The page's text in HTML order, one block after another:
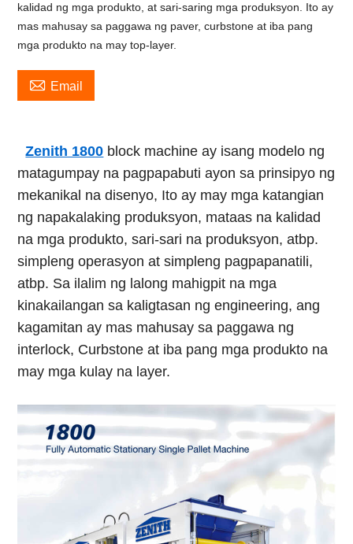
kalidad ng mga produkto, at sari-saring mga produksyon. Ito ay
mas mahusay sa paggawa ng paver, curbstone at iba pang
mga produkto na may top-layer.
 Email
Zenith 1800 block machine ay isang modelo ng
matagumpay na pagpapabuti ayon sa prinsipyo ng
mekanikal na disenyo, Ito ay may mga katangian
ng napakalaking produksyon, mataas na kalidad
na mga produkto, sari-sari na produksyon, atbp.
simpleng operasyon at simpleng pagpapanatili,
atbp. Sa ilalim ng lalong mahigpit na mga
kinakailangan sa kaligtasan ng engineering, ang
kagamitan ay mas mahusay sa paggawa ng
interlock, Curbstone at iba pang mga produkto na
may mga kulay na layer.